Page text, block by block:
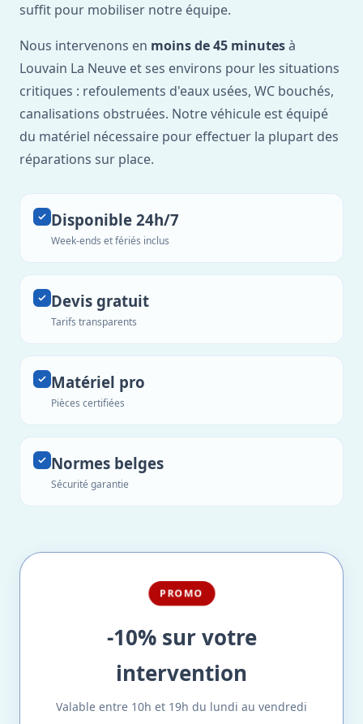
suffit pour mobiliser notre équipe.
Nous intervenons en moins de 45 minutesà
Louvain La Neuve et ses environs pour les situations
critiques : refoulements d'eaux usées, WC bouchés,
canalisations obstruées. Notre véhicule est équipé
du matériel nécessaire pour effectuer la plupart des
réparations sur place.
Disponible 24h/7
Week-ends et fériés inclus
Devis gratuit
Tarifs transparents
Matériel pro
Pièces certifiées
Normes belges
Sécurité garantie
PROMO
-10% sur votre
intervention
Valable entre 10h et 19h du lundi au vendredi